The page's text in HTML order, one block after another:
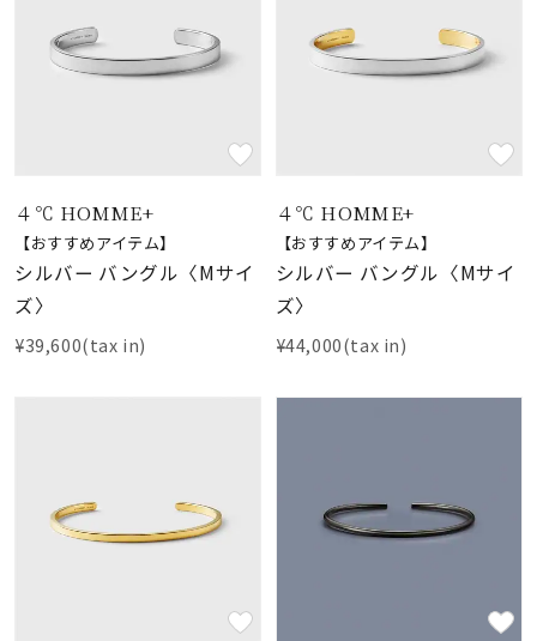
４℃ HOMME+
【おすすめアイテム】
シルバー バングル〈Mサイ
ズ〉
¥39,600(tax in)
４℃ HOMME+
【おすすめアイテム】
シルバー バングル〈Mサイ
ズ〉
¥44,000(tax in)